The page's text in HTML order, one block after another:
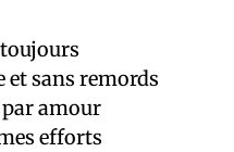
sans remords
amour
efforts